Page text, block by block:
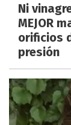
Ni
MEJOR
orificios
presión